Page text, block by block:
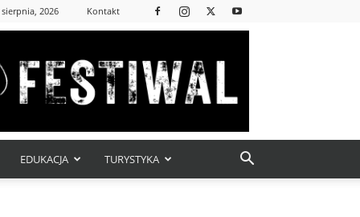
2026 Kontakt
EDUKACJA TURYSTYKA